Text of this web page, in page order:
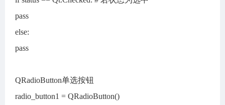
pass
else:
pass
QRadioButton单选按钮
radio_button1 = QRadioButton()